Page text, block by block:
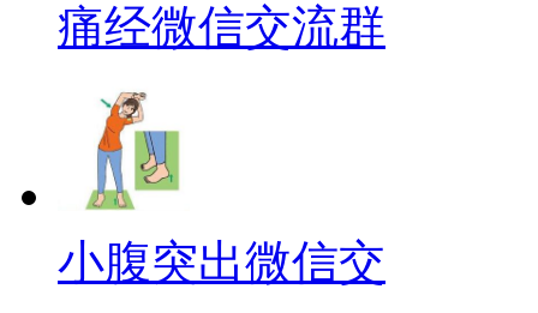
痛经微信交流群
小腹突出微信交